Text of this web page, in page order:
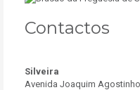
Contactos
Silveira
Avenida Joaquim